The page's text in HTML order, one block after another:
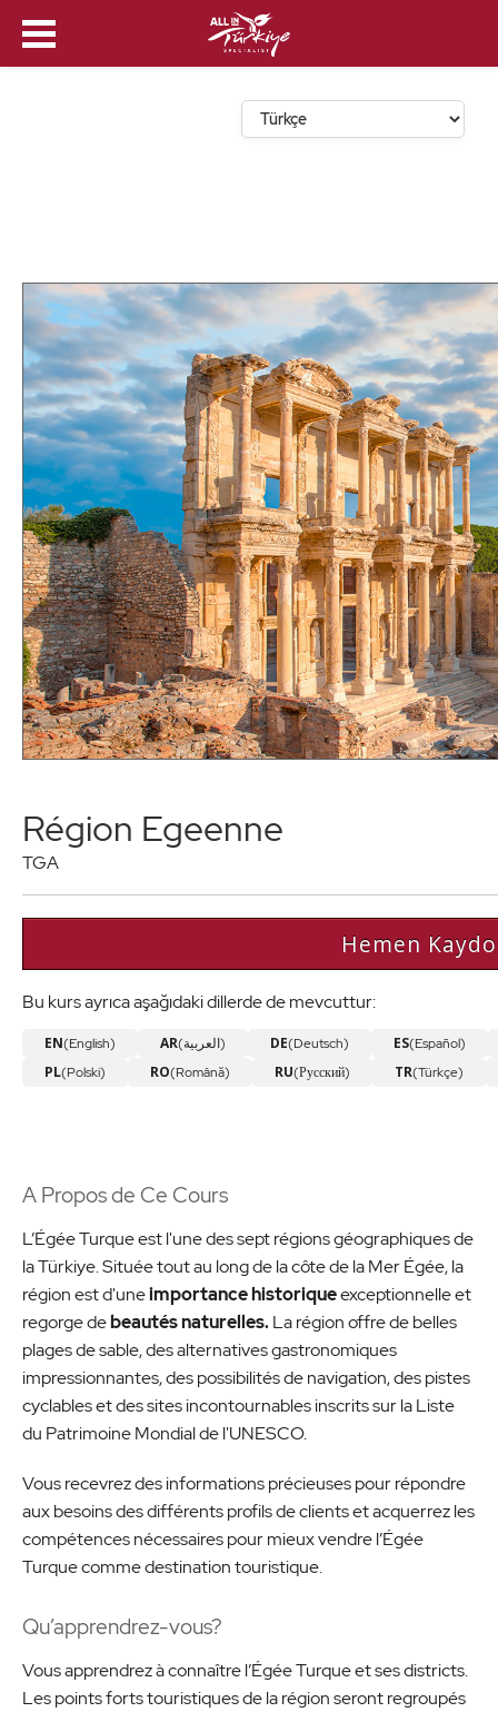
Dil Seçin
Région Egeenne
TGA
Hemen
Bu kurs ayrıca aşağıdaki dillerde de mevcuttur:
EN(English) AR (العربية) DE(Deutsch) ES(Español)
PL(Polski) RO(Română) RU(Русский) TR(Türkçe)
A Propos de Ce Cours
L’Égée Turque est l'une des sept régions géographiques de
la Türkiye. Située tout au long de la côte de la Mer Égée, la
région est d'uneimportance historiqueexceptionnelle et
regorge debeautés naturelles.La région offre de belles
plages de sable, des alternatives gastronomiques
impressionnantes, des possibilités de navigation, des pistes
cyclables et des sites incontournables inscrits sur la Liste
du Patrimoine Mondial de l'UNESCO.
Vous recevrez des informations précieuses pour répondre
aux besoins des différents profils de clients et acquerrez les
compétences nécessaires pour mieux vendre l’Égée
Turque comme destination touristique.
Qu’apprendrez-vous?
Vous apprendrez à connaître l’Égée Turque et ses districts.
Les points forts touristiques de la région seront regroupés